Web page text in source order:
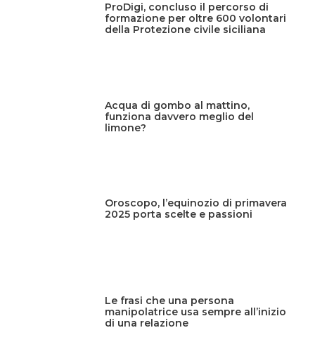
ProDigi, concluso il percorso di
formazione per oltre 600 volontari
della Protezione civile siciliana
Acqua di gombo al mattino,
funziona davvero meglio del
limone?
Oroscopo, l’equinozio di primavera
2025 porta scelte e passioni
Le frasi che una persona
manipolatrice usa sempre all’inizio
di una relazione